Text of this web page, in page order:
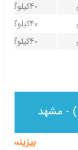
40کیلوگرم
40کیلوگرم
40کیلوگرم
بیزینس